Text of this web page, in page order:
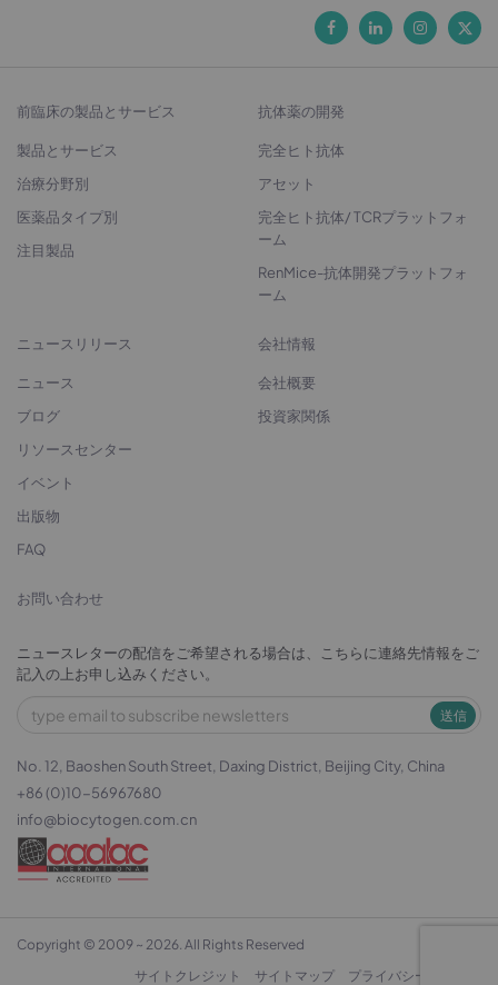
前臨床の製品とサービス
製品とサービス
治療分野別
医薬品タイプ別
注目製品
抗体薬の開発
完全ヒト抗体
アセット
完全ヒト抗体/ TCRプラットフォ
ーム
RenMice-抗体開発プラットフォ
ーム
ニュースリリース
ニュース
ブログ
リソースセンター
イベント
出版物
FAQ
会社情報
会社概要
投資家関係
お問い合わせ
ニュースレターの配信をご希望される場合は、こちらに連絡先情報をご
記入の上お申し込みください。
送信
No. 12, Baoshen South Street, Daxing District, Beijing City, China
+86 (0)10-56967680
info@biocytogen.com.cn
Copyright © 2009 ~ 2026. All Rights Reserved
サイトクレジット
サイトマップ プライバシーポリシー